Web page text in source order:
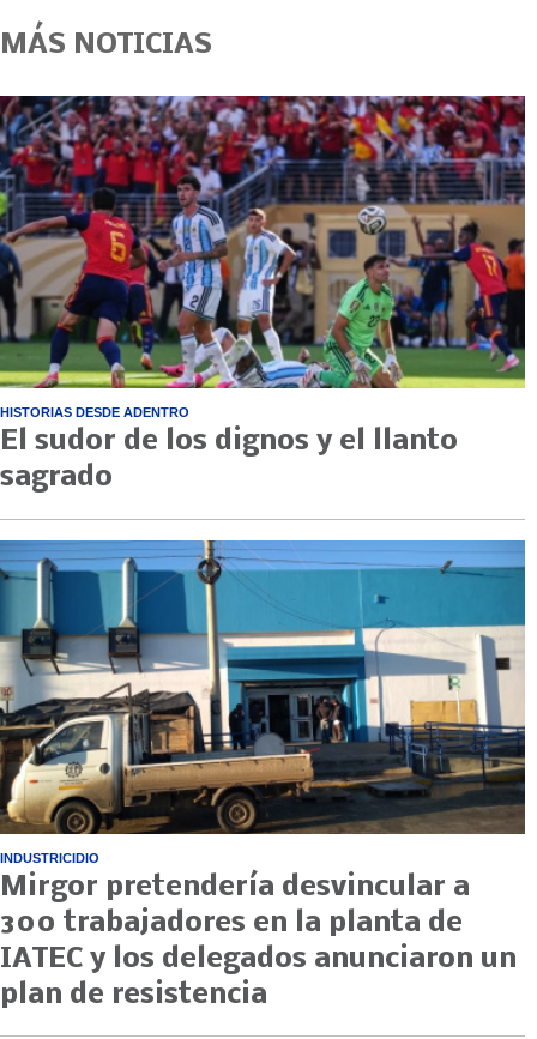
MÁS NOTICIAS
HISTORIAS DESDE ADENTRO
El sudor de los dignos y el llanto
sagrado
INDUSTRICIDIO
Mirgor pretendería desvincular a
300 trabajadores en la planta de
IATEC y los delegados anunciaron un
plan de resistencia